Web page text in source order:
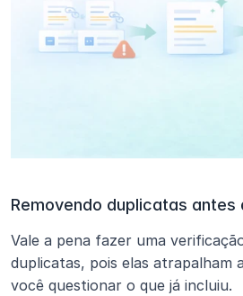
Removendo duplicatas antes
Vale a pena fazer uma
duplicatas, pois elas atrapalham
você questionar o que já incluiu.